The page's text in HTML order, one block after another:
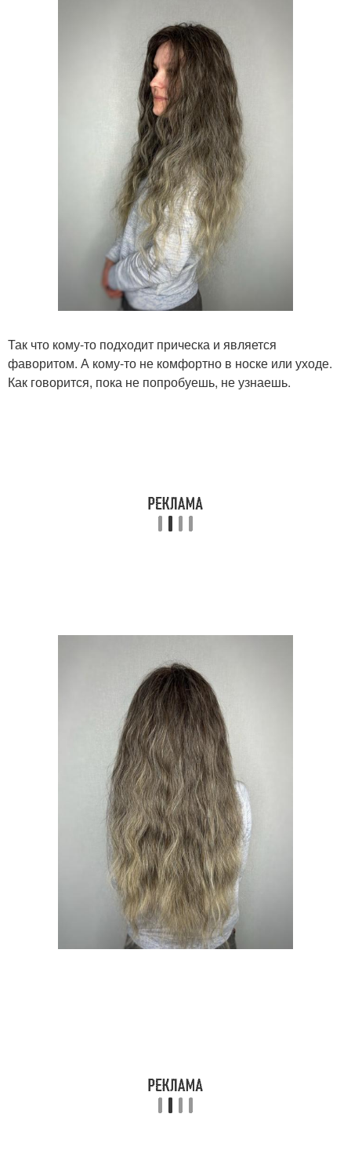
Так что кому-то подходит прическа и является
фаворитом. А кому-то не комфортно в носке или уходе.
Как говорится, пока не попробуешь, не узнаешь.